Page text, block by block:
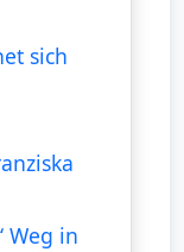
sich
Weg in